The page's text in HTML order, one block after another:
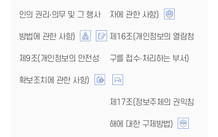
인의 권리·의무 및 그 행사
방법에 관한 사항)
제9조(개인정보의 안전성
확보조치에 관한 사항)
자에 관한 사항)
제16조(개인정보의 열람청
구를 접수·처리하는 부서)
제17조(정보주체의 권익침
해에 대한 구제방법)